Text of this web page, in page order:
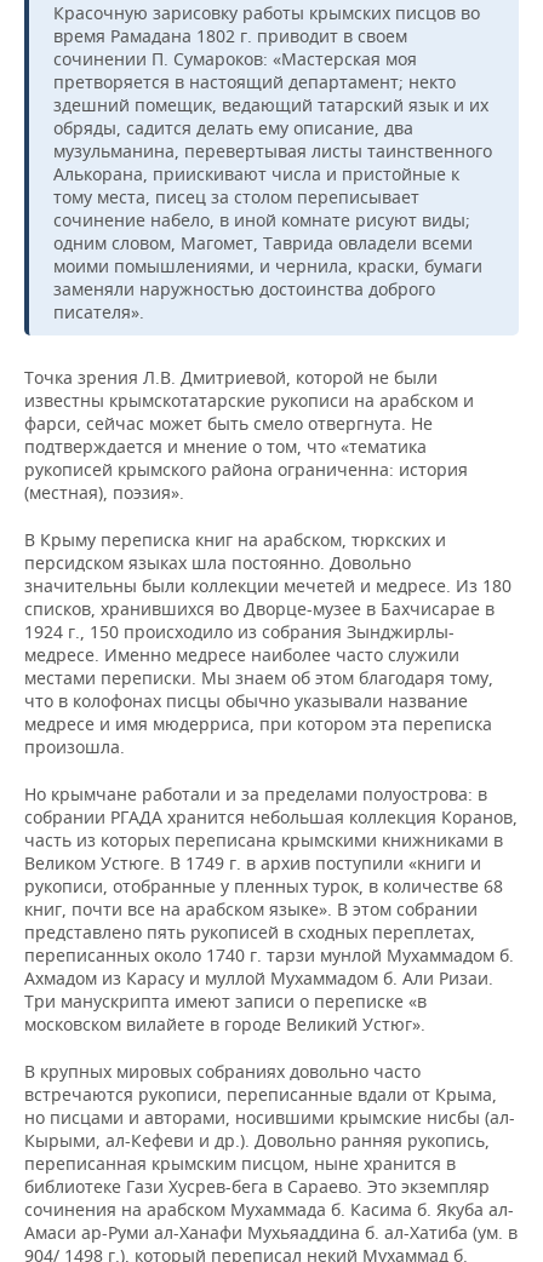
Красочную зарисовку работы крымских писцов во
время Рамадана 1802 г. приводит в своем
сочинении П. Сумароков: «Мастерская моя
претворяется в настоящий департамент; некто
здешний помещик, ведающий татарский язык и их
обряды, садится делать ему описание, два
музульманина, перевертывая листы таинственного
Алькорана, приискивают числа и пристойные к
тому места, писец за столом переписывает
сочинение набело, в иной комнате рисуют виды;
одним словом, Магомет, Таврида овладели всеми
моими помышлениями, и чернила, краски, бумаги
заменяли наружностью достоинства доброго
писателя».
Точка зрения Л.В. Дмитриевой, которой не были
известны крымскотатарские рукописи на арабском и
фарси, сейчас может быть смело отвергнута. Не
подтверждается и мнение о том, что «тематика
рукописей крымского района ограниченна: история
(местная), поэзия».
В Крыму переписка книг на арабском, тюркских и
персидском языках шла постоянно. Довольно
значительны были коллекции мечетей и медресе. Из 180
списков, хранившихся во Дворце-музее в Бахчисарае в
1924 г., 150 происходило из собрания Зынджирлы-
медресе. Именно медресе наиболее часто служили
местами переписки. Мы знаем об этом благодаря тому,
что в колофонах писцы обычно указывали название
медресе и имя мюдерриса, при котором эта переписка
произошла.
Но крымчане работали и за пределами полуострова: в
собрании РГАДА хранится небольшая коллекция Коранов,
часть из которых переписана крымскими книжниками в
Великом Устюге. В 1749 г. в архив поступили «книги и
рукописи, отобранные у пленных турок, в количестве 68
книг, почти все на арабском языке». В этом собрании
представлено пять рукописей в сходных переплетах,
переписанных около 1740 г. тарзи мунлой Мухаммадом б.
Ахмадом из Карасу и муллой Мухаммадом б. Али Ризаи.
Три манускрипта имеют записи о переписке «в
московском вилайете в городе Великий Устюг».
В крупных мировых собраниях довольно часто
встречаются рукописи, переписанные вдали от Крыма,
но писцами и авторами, носившими крымские нисбы (ал-
Кырыми, ал-Кефеви и др.). Довольно ранняя рукопись,
переписанная крымским писцом, ныне хранится в
библиотеке Гази Хусрев-бега в Сараево. Это экземпляр
сочинения на арабском Мухаммада б. Касима б. Якуба ал-
Амаси ар-Руми ал-Ханафи Мухьяаддина б. ал-Хатиба (ум. в
904/ 1498 г.), который переписал некий Мухаммад б.